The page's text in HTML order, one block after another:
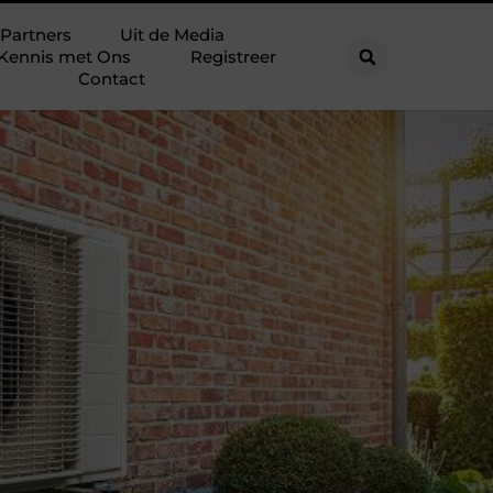
Partners
Uit de Media
met Ons
Registreer
Contact